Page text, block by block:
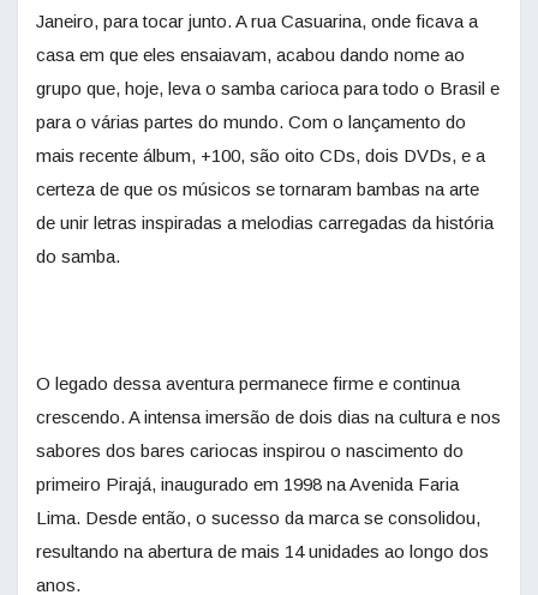
Janeiro, para tocar junto. A rua Casuarina, onde ficava a
casa em que eles ensaiavam, acabou dando nome ao
grupo que, hoje, leva o samba carioca para todo o Brasil e
para o várias partes do mundo. Com o lançamento do
mais recente álbum, +100, são oito CDs, dois DVDs, e a
certeza de que os músicos se tornaram bambas na arte
de unir letras inspiradas a melodias carregadas da história
do samba.
O legado dessa aventura permanece firme e continua
crescendo. A intensa imersão de dois dias na cultura e nos
sabores dos bares cariocas inspirou o nascimento do
primeiro Pirajá, inaugurado em 1998 na Avenida Faria
Lima. Desde então, o sucesso da marca se consolidou,
resultando na abertura de mais 14 unidades ao longo dos
anos.